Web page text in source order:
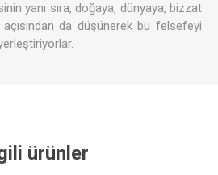
yanı sıra, doğaya, dünyaya, bizzat
da düşünerek bu felsefeyi
ürünler